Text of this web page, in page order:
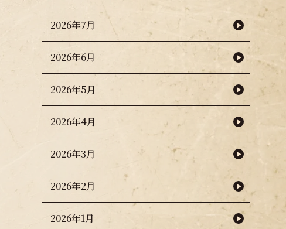
2026年7月
2026年6月
2026年5月
2026年4月
2026年3月
2026年2月
2026年1月